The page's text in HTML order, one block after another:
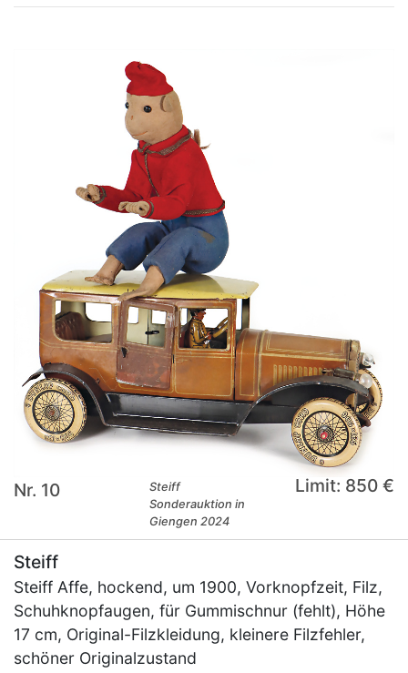
Nr. 10
Steiff
Sonderauktion in
Giengen 2024
Limit: 850 €
Steiff
Steiff Affe, hockend, um 1900, Vorknopfzeit, Filz,
Schuhknopfaugen, für Gummischnur (fehlt), Höhe
17 cm, Original-Filzkleidung, kleinere Filzfehler,
schöner Originalzustand